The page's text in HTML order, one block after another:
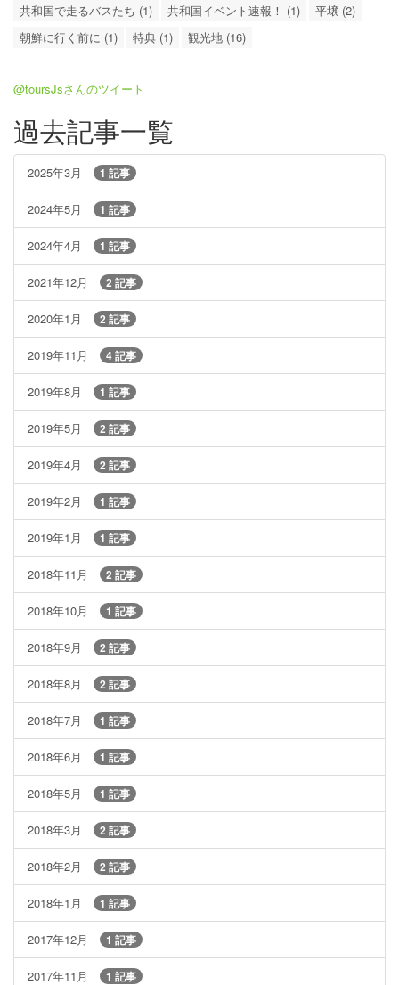
共和国で走るバスたち (1)
共和国イベント速報！ (1)
平壌 (2)
朝鮮に行く前に (1)
特典 (1) 観光地 (16)
@toursJsさんのツイート
過去記事一覧
2025年3月 1 記事
2024年5月 1 記事
2024年4月 1 記事
2021年12月 2 記事
2020年1月 2 記事
2019年11月 4 記事
2019年8月 1 記事
2019年5月 2 記事
2019年4月 2 記事
2019年2月 1 記事
2019年1月 1 記事
2018年11月 2 記事
2018年10月 1 記事
2018年9月 2 記事
2018年8月 2 記事
2018年7月 1 記事
2018年6月 1 記事
2018年5月 1 記事
2018年3月 2 記事
2018年2月 2 記事
2018年1月 1 記事
2017年12月 1 記事
2017年11月 1 記事